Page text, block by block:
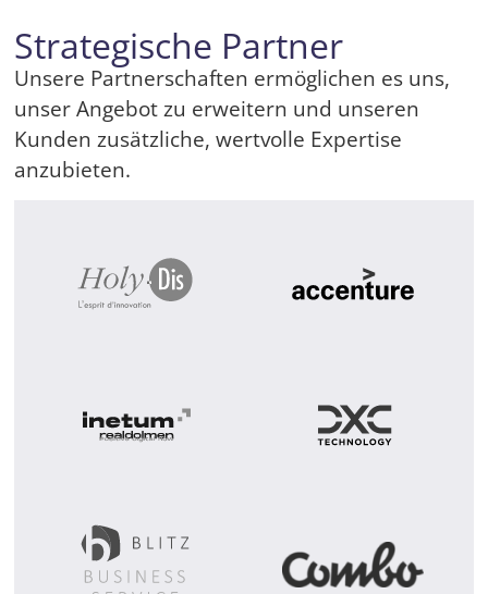
Strategische Partner
Unsere Partnerschaften ermöglichen es uns,
unser Angebot zu erweitern und unseren
Kunden zusätzliche, wertvolle Expertise
anzubieten.